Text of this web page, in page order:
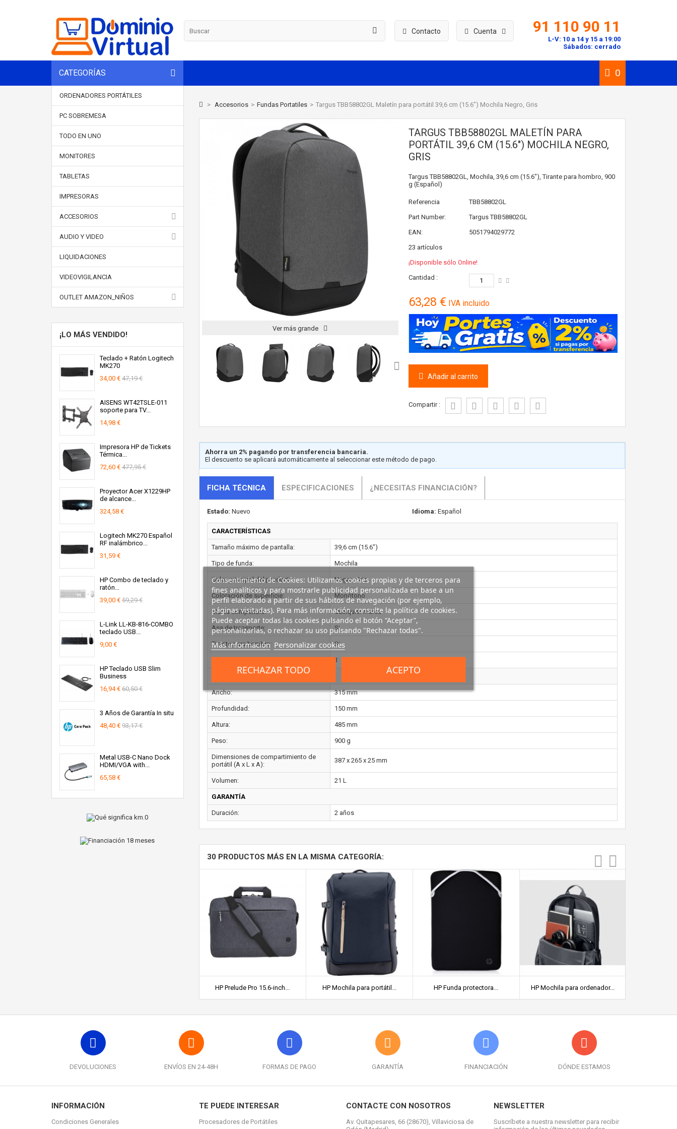
Cuenta
Contacto 91 110 90 11
L-V: 10 a 14 y 15 a 19:00
Sábados: cerrado
CATEGORÍAS 0
ORDENADORES PORTÁTILES
PC SOBREMESA
TODO EN UNO
MONITORES
TABLETAS
IMPRESORAS
ACCESORIOS
AUDIO Y VIDEO
LIQUIDACIONES
VIDEOVIGILANCIA
OUTLET AMAZON_NIÑOS
¡LO MÁS VENDIDO!
Teclado + Ratón Logitech
MK270
34,00 € 47,19 €
AISENS WT42TSLE-011
soporte para TV...
14,98 €
Impresora HP de Tickets
Térmica...
72,60 € 477,95 €
Proyector Acer X1229HP
de alcance...
324,58 €
Logitech MK270 Español
RF inalámbrico...
31,59 €
HP Combo de teclado y
ratón...
39,00 € 59,29 €
L-Link LL-KB-816-COMBO
teclado USB...
9,00 €
HP Teclado USB Slim
Business
16,94 € 60,50 €
3 Años de Garantía In situ
48,40 € 93,17 €
Metal USB-C Nano Dock
HDMI/VGA with...
65,58 €
> Accesorios > Fundas Portatiles > Targus TBB58802GL Maletín para portátil 39,6 cm (15.6") Mochila Negro, Gris
Ver más grande
TARGUS TBB58802GL MALETÍN PARA
PORTÁTIL 39,6 CM (15.6") MOCHILA NEGRO,
GRIS
Targus TBB58802GL, Mochila, 39,6 cm (15.6"), Tirante para hombro, 900
g (Español)
Referencia
TBB58802GL
Part Number:
Targus TBB58802GL
EAN:
5051794029772
23 artículos
¡Disponible sólo Online!
Cantidad :
63,28 € IVA incluido
Añadir al carrito
Compartir :
Ahorra un 2% pagando por transferencia bancaria.
El descuento se aplicará automáticamente al seleccionar este método de pago.
FICHA TÉCNICA ESPECIFICACIONES ¿NECESITAS FINANCIACIÓN?
Estado: Nuevo Idioma: Español
CARACTERÍSTICAS
Tamaño máximo de pantalla: 39,6 cm (15.6")
Tipo de funda: Mochila
Color principal del producto: Negro, Gris
Coloración de superficie: Monótono
Marca compatible: Cualquier marca
Asa de transporte: Si
Tirante para hombro: Si
1
Ancho: 315 mm
Profundidad: 150 mm
Altura: 485 mm
Peso: 900 g
Dimensiones de compartimiento de
portátil (A x L x A):
387 x 265 x 25 mm
Volumen: 21 L
GARANTÍA
Duración: 2 años
30 PRODUCTOS MÁS EN LA MISMA CATEGORÍA:
HP Prelude Pro 15.6-inch... HP Mochila para portátil... HP Funda protectora... HP Mochila para ordenador...
DEVOLUCIONES ENVÍOS EN 24-48H FORMAS DE PAGO GARANTÍA FINANCIACIÓN DÓNDE ESTAMOS
INFORMACIÓN
Condiciones Generales
TE PUEDE INTERESAR
Procesadores de Portátiles
CONTACTE CON NOSOTROS
Av. Quitapesares, 66 (28670), Villaviciosa de
NEWSLETTER
Suscríbete a nuestra newsletter para recibir
Consentimiento de Cookies: Utilizamos cookies propias y de terceros para
fines analíticos y para mostrarle publicidad personalizada en base a un
perfil elaborado a partir de sus hábitos de navegación (por ejemplo,
páginas visitadas). Para más información, consulte la política de cookies.
Puede aceptar todas las cookies pulsando el botón “Aceptar”,
personalizarlas, o rechazar su uso pulsando "Rechazar todas".
Más información Personalizar cookies
RECHAZAR TODO ACEPTO